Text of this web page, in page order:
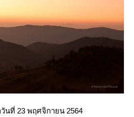
วันที่ 23 พฤศจิกายน 2564